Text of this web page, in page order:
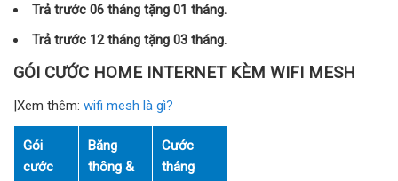
Trả trước 06 tháng tặng 01 tháng.
Trả trước 12 tháng tặng 03 tháng.
GÓI CƯỚC HOME INTERNET KÈM WIFI MESH
|Xem thêm: wifi mesh là gì?
Gói
cước
Băng
thông &
Cước
tháng